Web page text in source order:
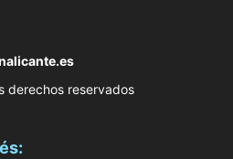
derechos reservados